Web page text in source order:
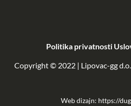
Politika privatnosti
Copyright © 2022 | Lipovac-gg
Web dizajn: https://